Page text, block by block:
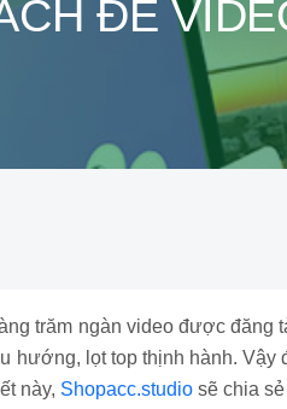
ĐỂ
trăm ngàn video được đăng
hướng, lọt top thịnh hành. Vậy
này, Shopacc.studio sẽ chia